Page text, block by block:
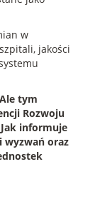
w
jakości
Ale tym
Rozwoju
informuje
wyzwań oraz